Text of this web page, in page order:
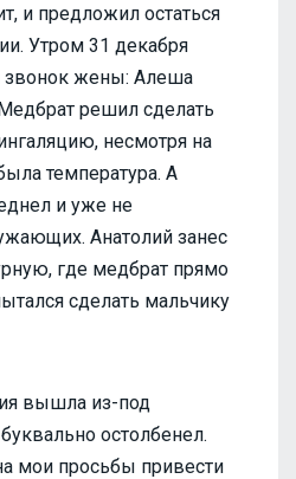
и предложил остаться
Утром 31 декабря
звонок жены: Алеша
решил сделать
несмотря на
температура. А
и уже не
Анатолий занес
где медбрат прямо
сделать мальчику
вышла из-под
остолбенел.
мои просьбы привести